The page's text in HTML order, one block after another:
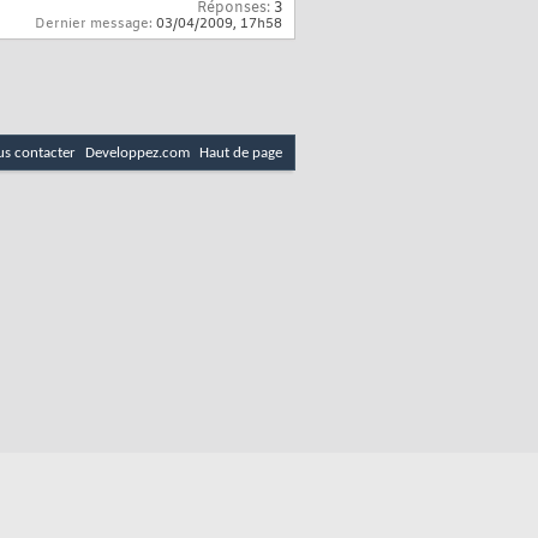
Réponses: 3
Dernier message: 03/04/2009, 17h58
contacter Developpez.com Haut de page